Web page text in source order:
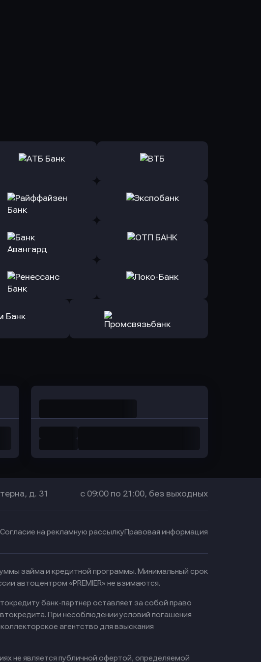
Оправить заявку
в АТБ Банк
Оправить заявку
Оправить заявку
в Райффайзен Банк
Оправить заявку
Оправить заявку
в Банк Авангард
Оправить заявку
Оправить заявку
в Локо-Банк
д. 31 с 09:00 по 21:00, без выходных
Согласие на рекламную рассылкуПравовая информация
займа и кредитной программы. Минимальный срок
автоцентром «PREMIER» не взимаются.
банк-партнер оставляет за собой право
При несоблюдении условий погашения
агентство для взыскания
не является публичной офертой, определяемой